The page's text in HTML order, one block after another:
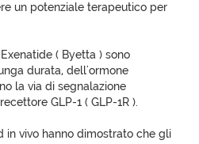
un potenziale terapeutico per
( Byetta ) sono
durata, dell'ormone
la via di segnalazione
GLP-1 ( GLP-1R ).
in vivo hanno dimostrato che gli